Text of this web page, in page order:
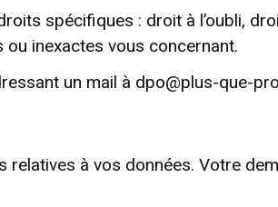
spécifiques : droit à l’oubli,
inexactes vous concernant.
un mail à dpo@plus-que-
à vos données. Votre